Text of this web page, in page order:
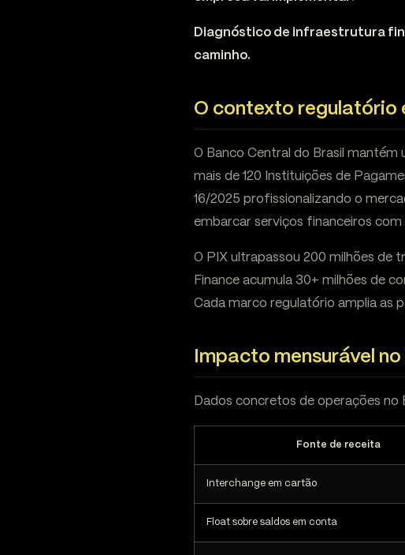
Diagnóstico de infraestrutura
caminho.
O contexto regulatório
O Banco Central do Brasil mantém
mais de 120 Instituições de
16/2025 profissionalizando o
embarcar serviços financeiros com
O PIX ultrapassou 200 milhões de
Finance acumula 30+ milhões de
Cada marco regulatório amplia as
Impacto mensurável
Dados concretos de operações
Fonte de receita
Interchange em cartão
Float sobre saldos em conta